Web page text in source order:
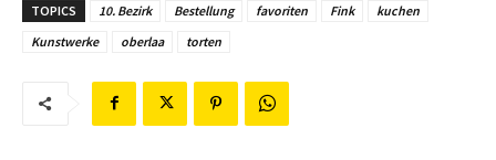
TOPICS 10. Bezirk Bestellung favoriten Fink
kuchen
Kunstwerke
oberlaa torten